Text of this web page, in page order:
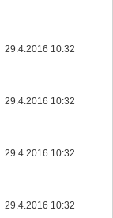
29.4.2016 10:32
29.4.2016 10:32
29.4.2016 10:32
29.4.2016 10:32